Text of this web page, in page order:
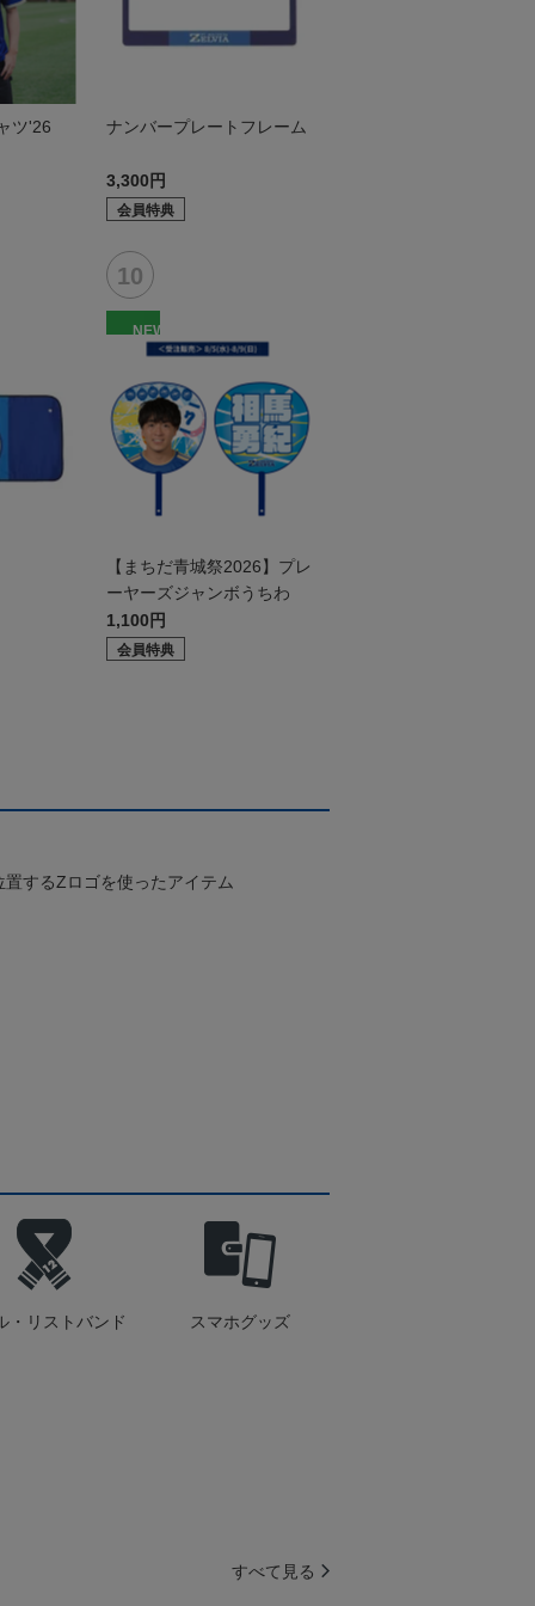
ツ'26 ナンバープレートフレーム
3,300円
会員特典
NEW
【まちだ青城祭2026】プレ
ーヤーズジャンボうちわ
1,100円
会員特典
するZロゴを使ったアイテム
・リストバンド スマホグッズ
すべて見る